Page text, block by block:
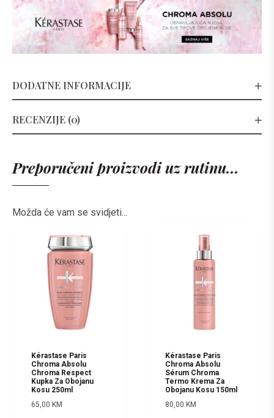
DODATNE INFORMACIJE
RECENZIJE (0)
Preporučeni proizvodi uz rutinu...
Možda će vam se svidjeti...
Kérastase Paris
Chroma Absolu
Chroma Respect
Kupka Za Obojanu
Kosu 250ml
65,00 KM
Kérastase Paris
Chroma Absolu
Sérum Chroma
Termo Krema Za
Obojanu Kosu 150ml
80,00 KM